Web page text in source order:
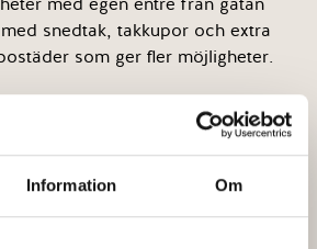
Information Om
snedtak, takkupor och extra
som ger fler möjligheter.